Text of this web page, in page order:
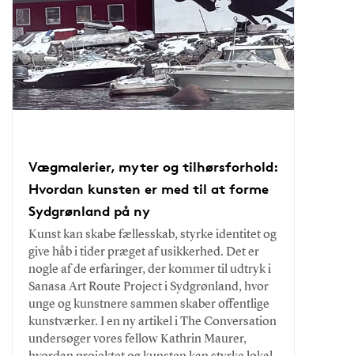
Vægmalerier, myter og tilhørsforhold:
Hvordan kunsten er med til at forme
Sydgrønland på ny
Kunst kan skabe fællesskab, styrke identitet og
give håb i tider præget af usikkerhed. Det er
nogle af de erfaringer, der kommer til udtryk i
Sanasa Art Route Project i Sydgrønland, hvor
unge og kunstnere sammen skaber offentlige
kunstværker. I en ny artikel i The Conversation
undersøger vores fellow Kathrin Maurer,